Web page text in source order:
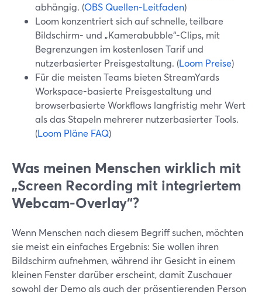
abhängig. (OBS Quellen-Leitfaden)
Loom konzentriert sich auf schnelle, teilbare
Bildschirm- und „Kamerabubble“-Clips, mit
Begrenzungen im kostenlosen Tarif und
nutzerbasierter Preisgestaltung. (Loom Preise)
Für die meisten Teams bieten StreamYards
Workspace-basierte Preisgestaltung und
browserbasierte Workflows langfristig mehr Wert
als das Stapeln mehrerer nutzerbasierter Tools.
(Loom Pläne FAQ)
Was meinen Menschen wirklich mit
„Screen Recording mit integriertem
Webcam-Overlay“?
Wenn Menschen nach diesem Begriff suchen, möchten
sie meist ein einfaches Ergebnis: Sie wollen ihren
Bildschirm aufnehmen, während ihr Gesicht in einem
kleinen Fenster darüber erscheint, damit Zuschauer
sowohl der Demo als auch der präsentierenden Person